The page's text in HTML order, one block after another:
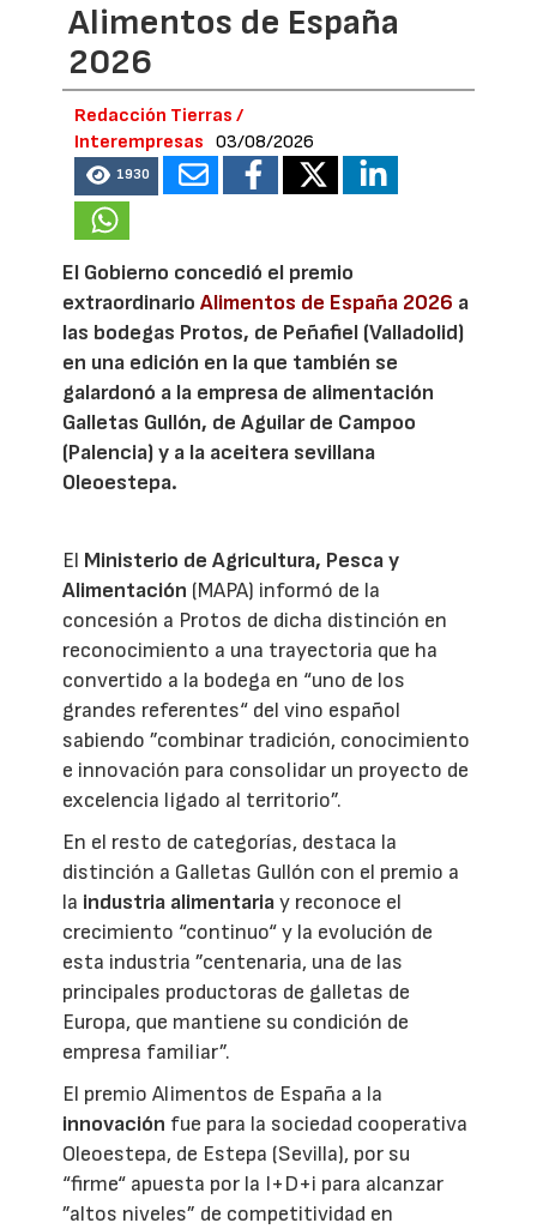
Alimentos de España
2026
Redacción Tierras /
Interempresas
03/08/2026
1930
El Gobierno concedió el premio
extraordinarioAlimentos de España 2026 a
las bodegas Protos, de Peñafiel (Valladolid)
en una edición en la que también se
galardonó a la empresa de alimentación
Galletas Gullón, de Aguilar de Campoo
(Palencia) y a la aceitera sevillana
Oleoestepa.
El Ministerio de Agricultura, Pesca y
Alimentación (MAPA) informó de la
concesión a Protos de dicha distinción en
reconocimiento a una trayectoria que ha
convertido a la bodega en “uno de los
grandes referentes“ del vino español
sabiendo ”combinar tradición, conocimiento
e innovación para consolidar un proyecto de
excelencia ligado al territorio”.
En el resto de categorías, destaca la
distinción a Galletas Gullón con el premio a
la industria alimentariay reconoce el
crecimiento “continuo“ y la evolución de
esta industria ”centenaria, una de las
principales productoras de galletas de
Europa, que mantiene su condición de
empresa familiar”.
El premio Alimentos de España a la
innovación fue para la sociedad cooperativa
Oleoestepa, de Estepa (Sevilla), por su
“firme“ apuesta por la I+D+i para alcanzar
”altos niveles” de competitividad en